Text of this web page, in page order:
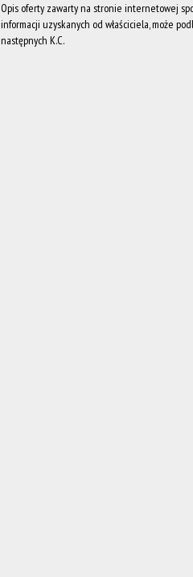
Opis oferty zawarty na stronie internetowej
informacji uzyskanych od właściciela, może
następnych K.C.